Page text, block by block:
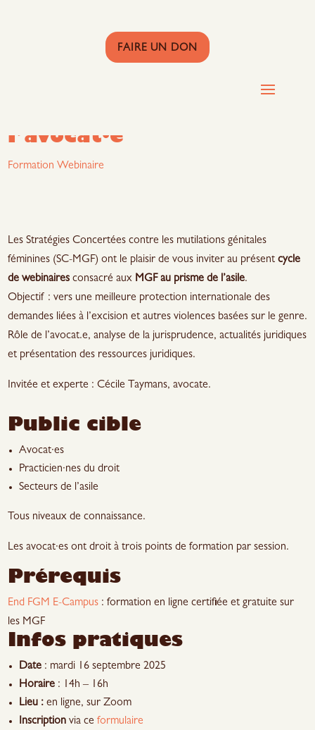
FAIRE UN DON
l’avocat·e
Formation Webinaire
Les Stratégies Concertées contre les mutilations génitales
féminines (SC-MGF) ont le plaisir de vous inviter au présent cycle
de webinaires consacré aux MGF au prisme de l’asile.
Objectif : vers une meilleure protection internationale des
demandes liées à l’excision et autres violences basées sur le genre.
Rôle de l’avocat.e, analyse de la jurisprudence, actualités juridiques
et présentation des ressources juridiques.
Invitée et experte : Cécile Taymans, avocate.
Public cible
Avocat·es
Practicien·nes du droit
Secteurs de l’asile
Tous niveaux de connaissance.
Les avocat·es ont droit à trois points de formation par session.
Prérequis
End FGM E-Campus : formation en ligne certifiée et gratuite sur
les MGF
Infos pratiques
Date : mardi 16 septembre 2025
Horaire : 14h – 16h
Lieu : en ligne, sur Zoom
Inscription via ce formulaire